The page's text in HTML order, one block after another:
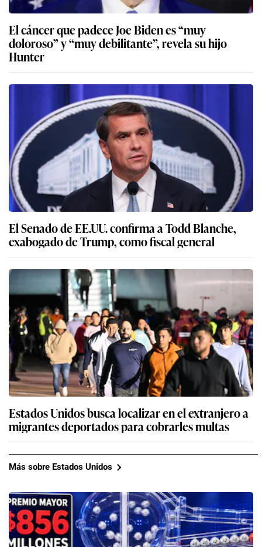
El cáncer que padece Joe Biden es “muy
doloroso” y “muy debilitante”, revela su hijo
Hunter
El Senado de EE.UU. confirma a Todd Blanche,
exabogado de Trump, como fiscal general
Estados Unidos busca localizar en el extranjero a
migrantes deportados para cobrarles multas
Más sobre Estados Unidos